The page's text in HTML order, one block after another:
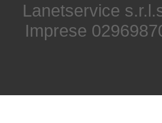
Lanetservice
Imprese